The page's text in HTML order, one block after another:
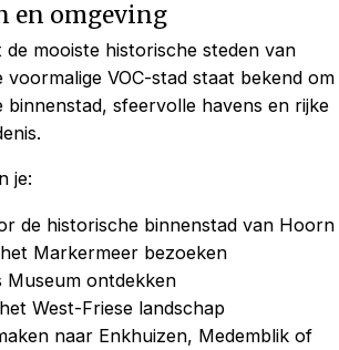
en omgeving
mooiste historische steden van
VOC-stad staat bekend om
binnenstad, sfeervolle havens en rijke
je:
de historische binnenstad van Hoorn
Markermeer bezoeken
Museum ontdekken
West-Friese landschap
naar Enkhuizen, Medemblik of